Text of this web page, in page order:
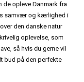
de opleve Danmark fra
samvær og kærlighed i
den danske natur
oplevelse, som
så hvis du gerne vil
bud på den perfekte